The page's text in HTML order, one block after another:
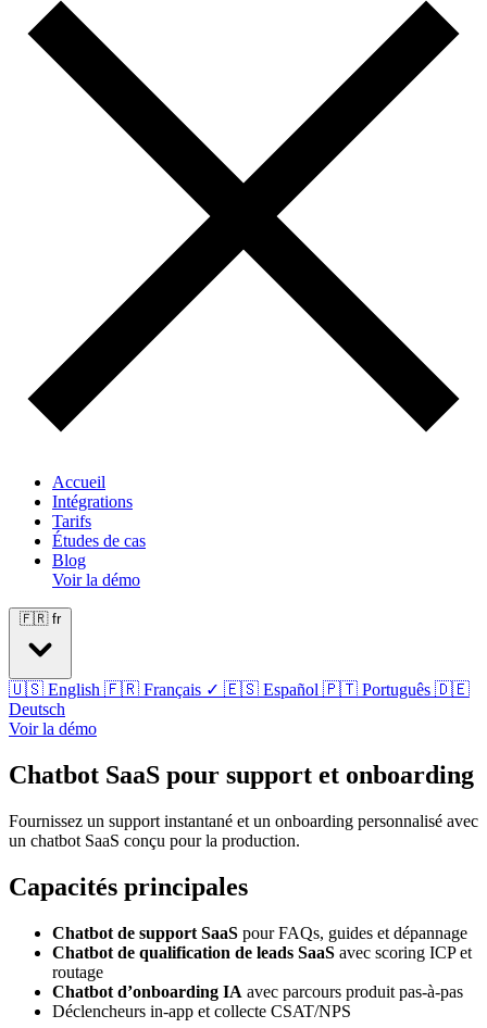
Accueil
Intégrations
Tarifs
Études de cas
Blog
Voir la démo
🇫🇷 fr
🇺🇸 English 🇫🇷 Français ✓ 🇪🇸 Español 🇵🇹 Português 🇩🇪
Deutsch
Voir la démo
Chatbot SaaS pour support et onboarding
Fournissez un support instantané et un onboarding personnalisé avec
un chatbot SaaS conçu pour la production.
Capacités principales
Chatbot de support SaaS pour FAQs, guides et dépannage
Chatbot de qualification de leads SaaS avec scoring ICP et
routage
Chatbot d’onboarding IA avec parcours produit pas-à-pas
Déclencheurs in-app et collecte CSAT/NPS